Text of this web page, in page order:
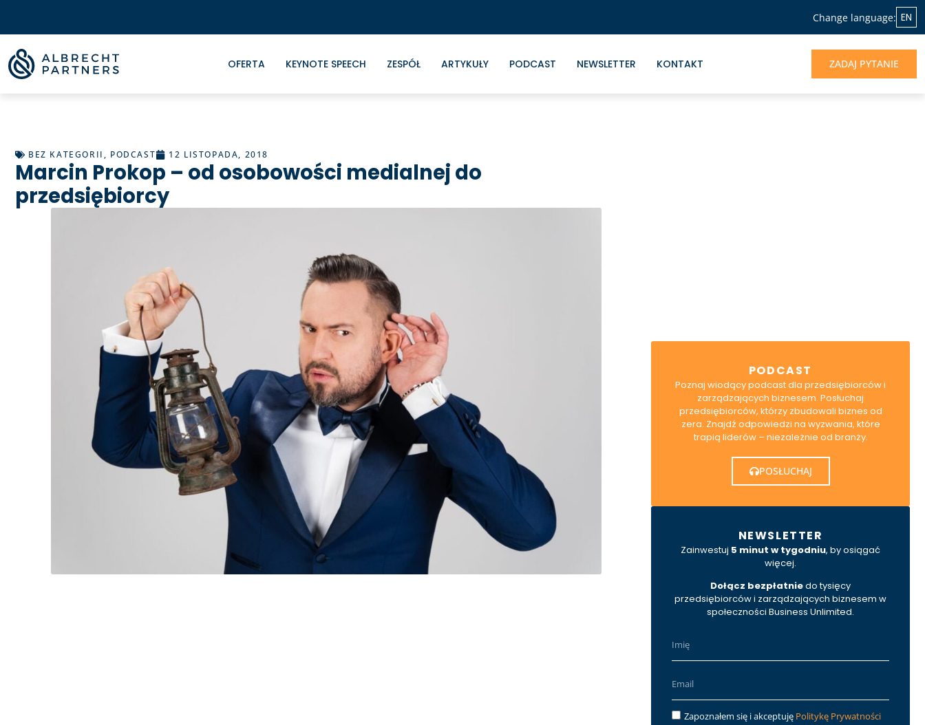
Change language: EN
OFERTA KEYNOTE SPEECH ZESPÓŁ ARTYKUŁY PODCAST NEWSLETTER KONTAKT ZADAJ PYTANIE
BEZ KATEGORII , PODCAST 12 LISTOPADA, 2018
Marcin Prokop – od osobowości medialnej do
przedsiębiorcy
PODCAST
Poznaj wiodący podcast dla przedsiębiorców i
zarządzających biznesem. Posłuchaj
przedsiębiorców, którzy zbudowali biznes od
zera. Znajdź odpowiedzi na wyzwania, które
trapią liderów – niezależnie od branży.
POSŁUCHAJ
NEWSLETTER
Zainwestuj 5 minut w tygodniu, by osiągać
więcej.
Dołącz bezpłatniedo tysięcy
przedsiębiorców i zarządzających biznesem w
społeczności Business Unlimited.
Zapoznałem się i akceptuję Politykę Prywatności